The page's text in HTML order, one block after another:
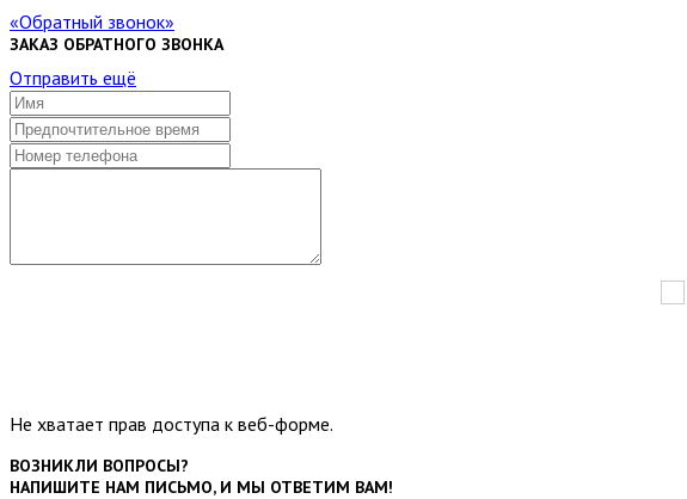
Обратный звонок
ЗАКАЗ ОБРАТНОГО ЗВОНКА
Отправить ещё
Не хватает прав доступа к веб-форме.
ВОЗНИКЛИ ВОПРОСЫ?
НАПИШИТЕ НАМ ПИСЬМО, И МЫ ОТВЕТИМ ВАМ!